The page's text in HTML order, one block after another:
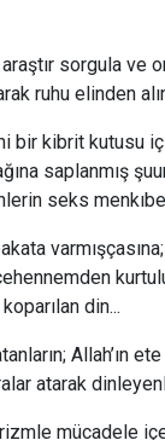
sorgula ve
ruhu elinden
kibrit kutusu
saplanmış
seks
varmışçasına;
din...
Allah’ın
atarak
mücadele